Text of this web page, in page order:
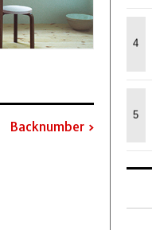
Backnumber
4
5